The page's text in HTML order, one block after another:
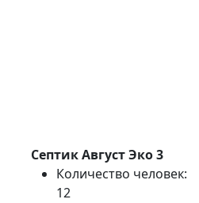
Септик Август Эко 3
Количество человек:
12